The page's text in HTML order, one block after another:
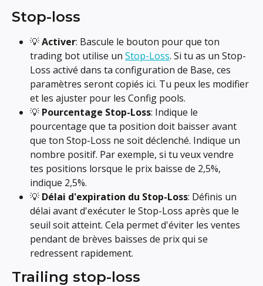
Stop-loss
💡 Activer: Bascule le bouton pour que ton
trading bot utilise un Stop-Loss. Si tu as un Stop-
Loss activé dans ta configuration de Base, ces
paramètres seront copiés ici. Tu peux les modifier
et les ajuster pour les Config pools.
💡 Pourcentage Stop-Loss: Indique le
pourcentage que ta position doit baisser avant
que ton Stop-Loss ne soit déclenché. Indique un
nombre positif. Par exemple, si tu veux vendre
tes positions lorsque le prix baisse de 2,5%,
indique 2,5%.
💡 Délai d'expiration du Stop-Loss: Définis un
délai avant d'exécuter le Stop-Loss après que le
seuil soit atteint. Cela permet d'éviter les ventes
pendant de brèves baisses de prix qui se
redressent rapidement.
Trailing stop-loss